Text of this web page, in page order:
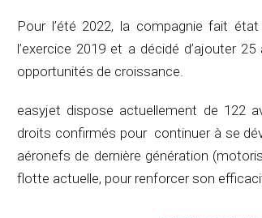
Pour l’été 2022, la compagnie fait
l’exercice 2019 et a décidé d’ajouter
opportunités de croissance.
easyjet dispose actuellement de 122
droits confirmés pour continuer à se
aéronefs de dernière génération
flotte actuelle, pour renforcer son